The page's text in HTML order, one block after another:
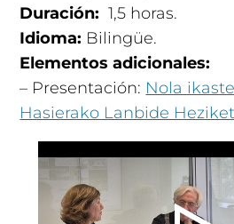
Duración: 1,5 horas.
Idioma: Bilingüe.
Elementos adicionales:
– Presentación: Nola
Hasierako Lanbide